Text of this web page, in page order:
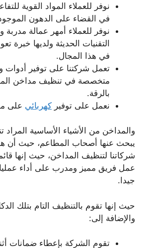
نوفر للعملاء المواد القوية
في القضاء على الدهون
نوفر للعملاء أمهر عمالة
التقنيات الحديثة ولديها خبرة
في هذا المجال.
تعمل شركتنا على توفير أدوات
متخصصة في تنظيف مداخن
بالرقة.
نعمل على توفير كهربائي على
والمداخن من الأشياء الأساسية المراد
يبحث عنها أصحاب المطاعم، حيث
شركاتنا لتنظيف المداخن، حيث إنها
عمل فريق مميز ومدرب على أداء
جيدا.
حيث إنها تقوم بالتنظيف التام بتلك
والإضافة إلى:
تقوم الشركة بإعطاء ضمانات